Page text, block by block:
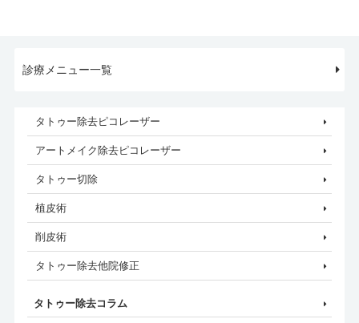
診療メニュー一覧
タトゥー除去ピコレーザー
アートメイク除去ピコレーザー
タトゥー切除
植皮術
削皮術
タトゥー除去他院修正
タトゥー除去コラム